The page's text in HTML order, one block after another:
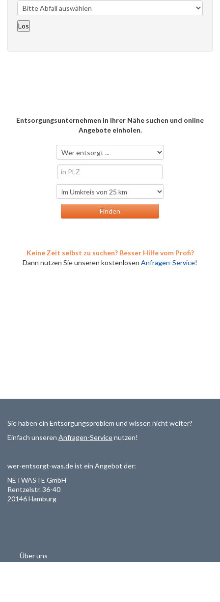
Entsorgungsunternehmen in Ihrer Nähe suchen und online
Angebote einholen.
Keine Zeit selbst zu suchen? Besser Hilfe vom Profi?
Dann nutzen Sie unseren kostenlosen Anfragen-Service!
Sie haben ein Entsorgungsproblem und wissen nicht weiter?
Einfach unseren Anfragen-Servicenutzen!
wer-entsorgt-was.de ist ein Angebot der:
NETWASTE GmbH
Rentzelstr. 36-40
20146 Hamburg
Über uns